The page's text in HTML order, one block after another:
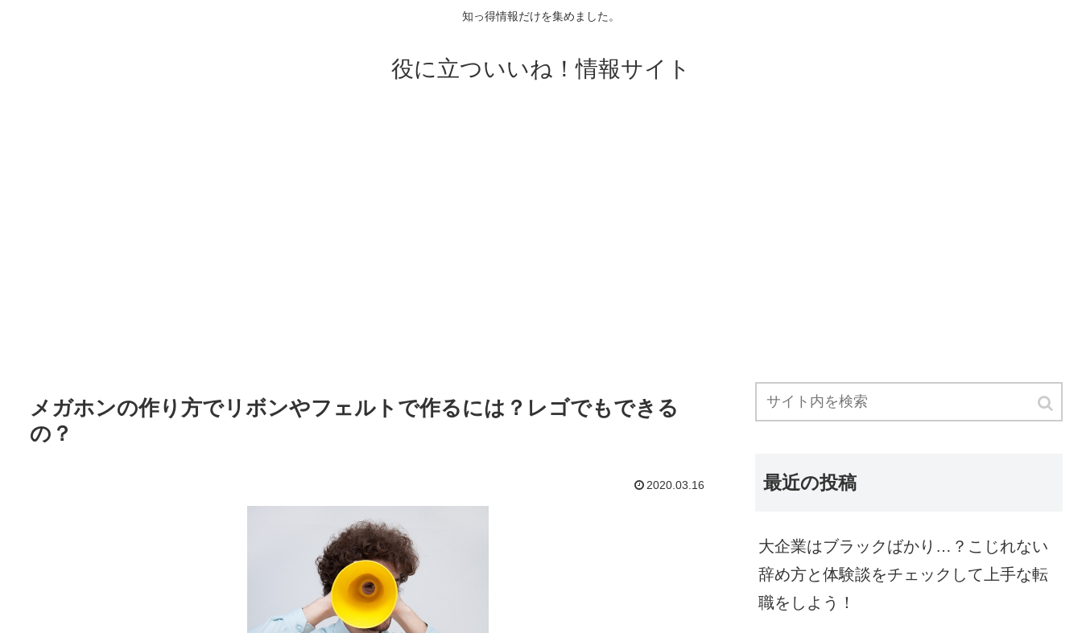
知っ得情報だけを集めました。
役に立ついいね！情報サイト
メガホンの作り方でリボンやフェルトで作るには？レゴでもできる
の？
2020.03.16 最近の投稿
大企業はブラックばかり…？こじれない
辞め方と体験談をチェックして上手な転
職をしよう！